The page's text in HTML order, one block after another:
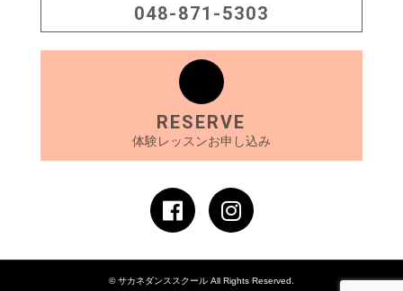
048-871-5303
RESERVE
体験レッスンお申し込み
© サカネダンススクール All Rights Reserved.